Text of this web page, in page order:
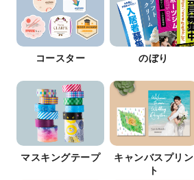
コースター のぼり
マスキングテープ
キャンバスプリン
ト